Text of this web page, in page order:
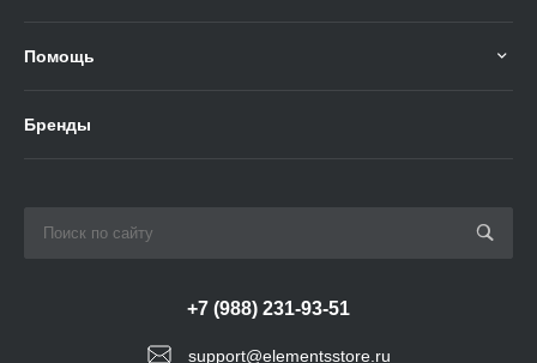
Помощь
Бренды
support@elementsstore.ru
+7 (988) 231-93-51